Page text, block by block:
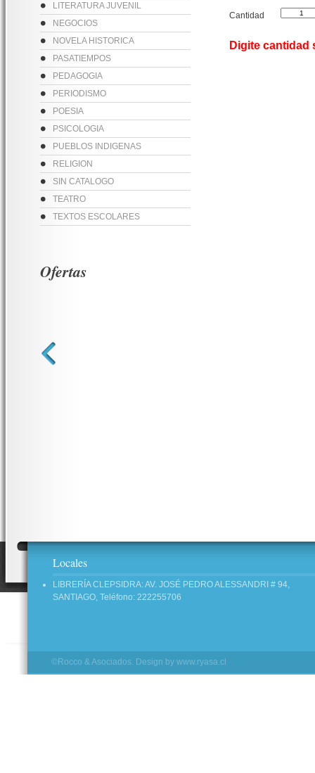
LITERATURA JUVENIL
NEGOCIOS
NOVELA HISTORICA
PASATIEMPOS
PEDAGOGIA
PERIODISMO
POESIA
PSICOLOGIA
PUEBLOS INDIGENAS
RELIGION
SIN CATALOGO
TEATRO
TEXTOS ESCOLARES
Cantidad
Digite
Ofertas
Locales
LIBRERÍA CLEPSIDRA: AV. JOSÉ PEDRO ALESSANDRI # 94,
SANTIAGO, Teléfono: 222255706
©Rocco & Asociados. Design by www.ryasa.cl